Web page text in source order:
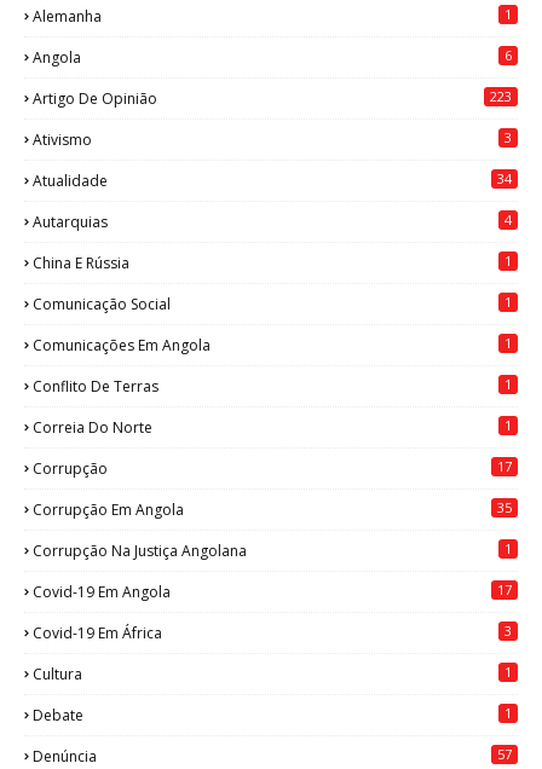
Alemanha 1
Angola 6
Artigo De Opinião 223
Ativismo 3
Atualidade 34
Autarquias 4
China E Rússia 1
Comunicação Social 1
Comunicações Em Angola 1
Conflito De Terras 1
Correia Do Norte 1
Corrupção 17
Corrupção Em Angola 35
Corrupção Na Justiça Angolana 1
Covid-19 Em Angola 17
Covid-19 Em África 3
Cultura 1
Debate 1
Denúncia 57